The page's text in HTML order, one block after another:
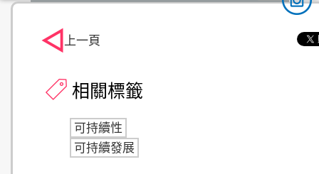
相關標籤
可持續性
可持續發展
上一頁